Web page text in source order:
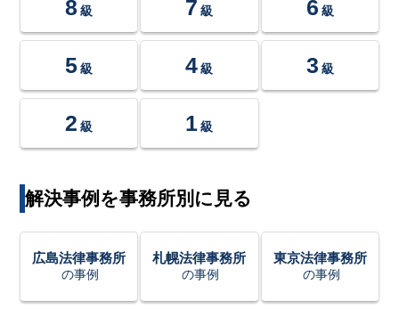
8 級 7 級 6 級
5 級 4 級 3 級
2 級 1 級
解決事例を事務所別に見る
広島法律事務所
の事例
札幌法律事務所
の事例
東京法律事務所
の事例